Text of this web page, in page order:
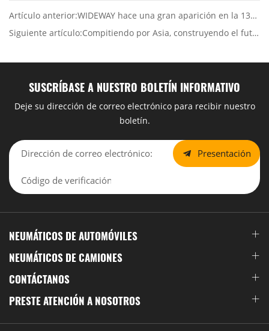
Artículo anterior:WIDEWAY hace una gran aparición en la 137ª Feria de Importación y Exportación de China
Siguiente artículo:Compitiendo por Asia, construyendo el futuro juntos
SUSCRÍBASE A NUESTRO BOLETÍN INFORMATIVO
Deje su dirección de correo electrónico para recibir nuestro
boletín.
Presentación
NEUMÁTICOS DE AUTOMÓVILES
NEUMÁTICOS DE CAMIONES
CONTÁCTANOS
PRESTE ATENCIÓN A NOSOTROS